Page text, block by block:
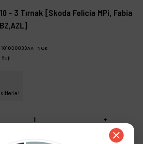
- 3 Tırnak [Skoda Felicia MPi, Fabia
101000033AA_NGK
Buji
+